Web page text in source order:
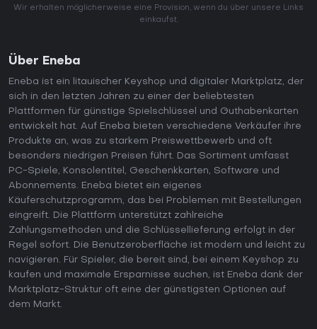
Wir erhalten möglicherweise eine Provision, wenn du über unsere Links
einkaufst.
Über Eneba
Eneba ist ein litauischer Keyshop und digitaler Marktplatz, der
sich in den letzten Jahren zu einer der beliebtesten
Plattformen für günstige Spielschlüssel und Guthabenkarten
entwickelt hat. Auf Eneba bieten verschiedene Verkäufer ihre
Produkte an, was zu starkem Preiswettbewerb und oft
besonders niedrigen Preisen führt. Das Sortiment umfasst
PC-Spiele, Konsolentitel, Geschenkkarten, Software und
Abonnements. Eneba bietet ein eigenes
Käuferschutzprogramm, das bei Problemen mit Bestellungen
eingreift. Die Plattform unterstützt zahlreiche
Zahlungsmethoden und die Schlüssellieferung erfolgt in der
Regel sofort. Die Benutzeroberfläche ist modern und leicht zu
navigieren. Für Spieler, die bereit sind, bei einem Keyshop zu
kaufen und maximale Ersparnisse suchen, ist Eneba dank der
Marktplatz-Struktur oft eine der günstigsten Optionen auf
dem Markt.